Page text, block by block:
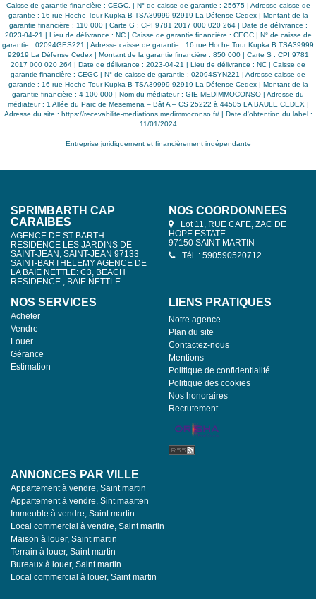
Caisse de garantie financière : CEGC. | N° de caisse de garantie : 25675 | Adresse caisse de
garantie : 16 rue Hoche Tour Kupka B TSA39999 92919 La Défense Cedex | Montant de la
garantie financière : 110 000 | Carte G : CPI 9781 2017 000 020 264 | Date de délivrance :
2023-04-21 | Lieu de délivrance : NC | Caisse de garantie financière : CEGC | N° de caisse de
garantie : 02094GES221 | Adresse caisse de garantie : 16 rue Hoche Tour Kupka B TSA39999
92919 La Défense Cedex | Montant de la garantie financière : 850 000 | Carte S : CPI 9781
2017 000 020 264 | Date de délivrance : 2023-04-21 | Lieu de délivrance : NC | Caisse de
garantie financière : CEGC | N° de caisse de garantie : 02094SYN221 | Adresse caisse de
garantie : 16 rue Hoche Tour Kupka B TSA39999 92919 La Défense Cedex | Montant de la
garantie financière : 4 100 000 | Nom du médiateur : GIE MEDIMMOCONSO | Adresse du
médiateur : 1 Allée du Parc de Mesemena – Bât A – CS 25222 à 44505 LA BAULE CEDEX |
Adresse du site : https://recevabilite-mediations.medimmoconso.fr/| Date d'obtention du label :
11/01/2024
Entreprise juridiquement et financièrement indépendante
SPRIMBARTH CAP
CARAIBES
AGENCE DE ST BARTH :
RESIDENCE LES JARDINS DE
SAINT-JEAN, SAINT-JEAN 97133
SAINT-BARTHELEMY AGENCE DE
LA BAIE NETTLE: C3, BEACH
RESIDENCE , BAIE NETTLE
NOS COORDONNÉES
Lot 11, RUE CAFE, ZAC DE
HOPE ESTATE
97150 SAINT MARTIN
Tél. : 590590520712
NOS SERVICES
Acheter
Vendre
Louer
Gérance
Estimation
LIENS PRATIQUES
Notre agence
Plan du site
Contactez-nous
Mentions
Politique de confidentialité
Politique des cookies
Nos honoraires
Recrutement
ANNONCES PAR VILLE
Appartement à vendre, Saint martin
Appartement à vendre, Sint maarten
Immeuble à vendre, Saint martin
Local commercial à vendre, Saint martin
Maison à louer, Saint martin
Terrain à louer, Saint martin
Bureaux à louer, Saint martin
Local commercial à louer, Saint martin